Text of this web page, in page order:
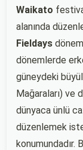
Waikato
alanında
Fieldays
dönemlerde
güneydeki
Mağaraları) ve
dünyaca ünlü
düzenlemek
konumundadır.